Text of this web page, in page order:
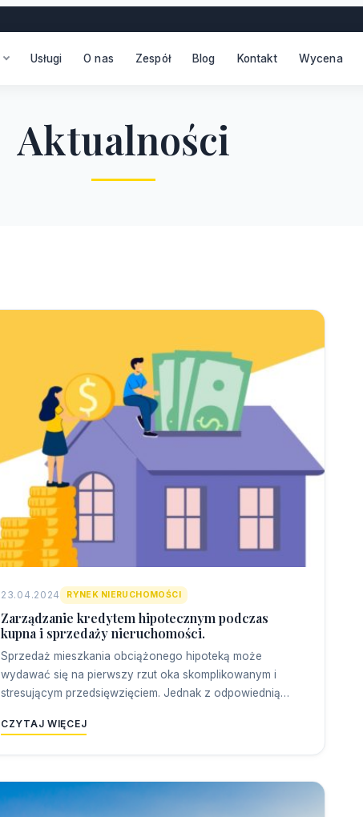
Usługi O nas Zespół Blog Kontakt Wycena
Aktualności
23.04.2024 RYNEK NIERUCHOMOŚCI
Zarządzanie kredytem hipotecznym podczas
kupna i sprzedaży nieruchomości.
Sprzedaż mieszkania obciążonego hipoteką może
wydawać się na pierwszy rzut oka skomplikowanym i
stresującym przedsięwzięciem. Jednak z odpowiednią…
CZYTAJ WIĘCEJ